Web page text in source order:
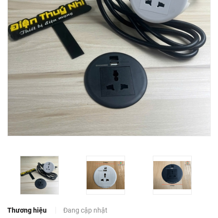
Thương hiệu Đang cập nhật